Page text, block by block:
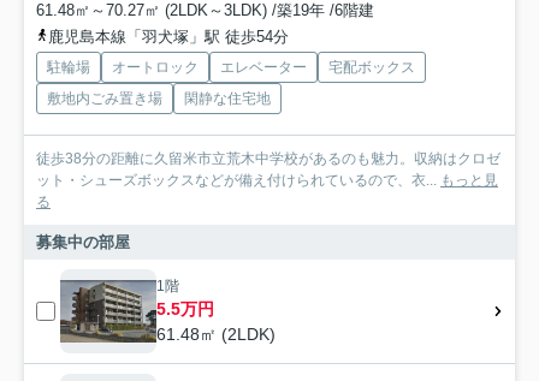
61.48㎡～70.27㎡ (2LDK～3LDK) /築19年 /6階建
鹿児島本線「羽犬塚」駅 徒歩54分
駐輪場 オートロック エレベーター
宅配ボックス
敷地内ごみ置き場
閑静な住宅地
徒歩38分の距離に久留米市立荒木中学校があるのも魅力。収納はクロゼ
ット・シューズボックスなどが備え付けられているので、衣... もっと見
る
募集中の部屋
1階
5.5万円
61.48㎡ (2LDK)